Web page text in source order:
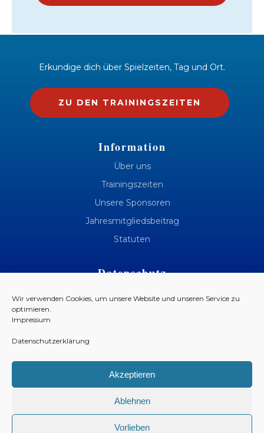
Wir verwenden Cookies, um unsere Website und unseren Service zu
optimieren.
Impressum
Datenschutzerklärung
Akzeptieren
Ablehnen
Vorlieben
Erkundige dich über Spielzeiten, Tag und Ort.
ZU DEN TRAININGSZEITEN
Information
Über uns
Trainingszeiten
Unsere Sponsoren
Jahresmitgliedsbeitrag
Statuten
Datenschutz
Kontakt
Impressum